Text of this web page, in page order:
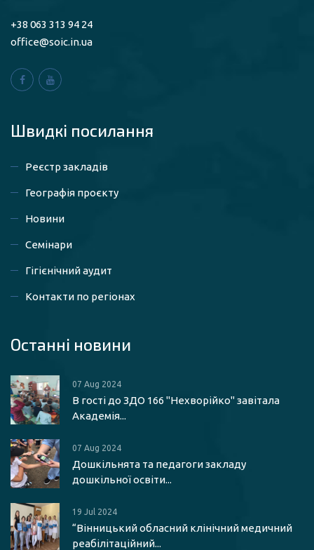
+38 063 313 94 24
office@soic.in.ua
Швидкі посилaння
Реєстр закладів
Географія проєкту
Новини
Семінари
Гігієнічний аудит
Контакти по регіонах
Останні новини
07 Aug 2024
В гості до ЗДО 166 "Нехворійко" завітала
Академія...
07 Aug 2024
Дошкільнята та педагоги закладу
дошкільної освіти...
19 Jul 2024
“Вінницький обласний клінічний медичний
реабілітаційний...